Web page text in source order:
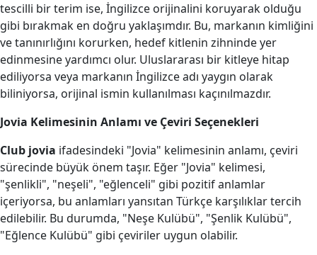
tescilli bir terim ise, İngilizce orijinalini koruyarak olduğu
gibi bırakmak en doğru yaklaşımdır. Bu, markanın kimliğini
ve tanınırlığını korurken, hedef kitlenin zihninde yer
edinmesine yardımcı olur. Uluslararası bir kitleye hitap
ediliyorsa veya markanın İngilizce adı yaygın olarak
biliniyorsa, orijinal ismin kullanılması kaçınılmazdır.
Jovia Kelimesinin Anlamı ve Çeviri Seçenekleri
Club jovia ifadesindeki "Jovia" kelimesinin anlamı, çeviri
sürecinde büyük önem taşır. Eğer "Jovia" kelimesi,
"şenlikli", "neşeli", "eğlenceli" gibi pozitif anlamlar
içeriyorsa, bu anlamları yansıtan Türkçe karşılıklar tercih
edilebilir. Bu durumda, "Neşe Kulübü", "Şenlik Kulübü",
"Eğlence Kulübü" gibi çeviriler uygun olabilir.